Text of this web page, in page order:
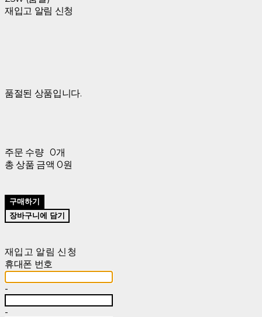
재입고 알림 신청
품절된 상품입니다.
주문 수량 0개
총 상품 금액 0원
구매하기
장바구니에 담기
재입고 알림 신청
휴대폰 번호
-
-